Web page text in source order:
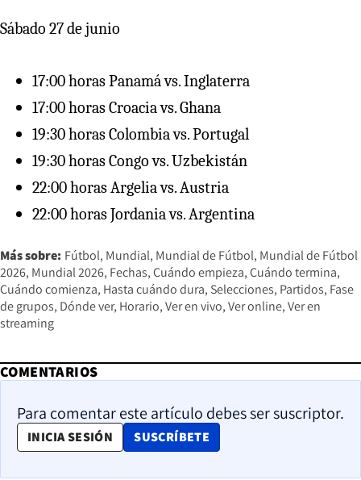
Sábado 27 de junio
17:00 horas Panamá vs. Inglaterra
17:00 horas Croacia vs. Ghana
19:30 horas Colombia vs. Portugal
19:30 horas Congo vs. Uzbekistán
22:00 horas Argelia vs. Austria
22:00 horas Jordania vs. Argentina
Más sobre: Fútbol Mundial Mundial de Fútbol Mundial de Fútbol
2026 Mundial 2026 Fechas Cuándo empieza Cuándo termina
Cuándo comienza Hasta cuándo dura Selecciones Partidos Fase
de grupos Dónde ver Horario Ver en vivo Ver online Ver en
streaming
COMENTARIOS
Para comentar este artículo debes ser suscriptor.
INICIA SESIÓN SUSCRÍBETE
OPENS IN NEW WINDOW